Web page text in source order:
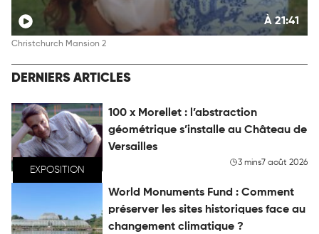
À 21:41
Christchurch Mansion 2
DERNIERS ARTICLES
EXPOSITION
100 x Morellet : l’abstraction
géométrique s’installe au Château de
Versailles
3 mins7 août 2026
World Monuments Fund : Comment
préserver les sites historiques face au
changement climatique ?